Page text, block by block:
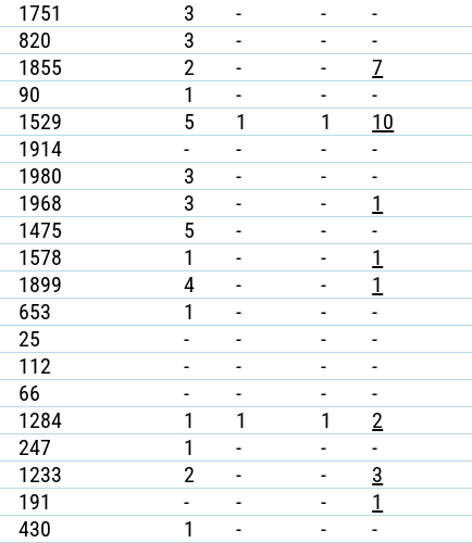
1751 3 - -
-
820 3 - -
-
1855 2 - -
7
90 1 - -
-
1529 5 1 1
10
1914 - - -
-
1980 3 - -
-
1968 3 - -
1
1475 5 - -
-
1578 1 - -
1
1899 4 - -
1
653 1 - -
-
25 - - -
-
112 - - -
-
66 - - -
-
1284 1 1 1
2
247 1 - -
-
1233 2 - -
3
191 - - -
1
430 1 - - -